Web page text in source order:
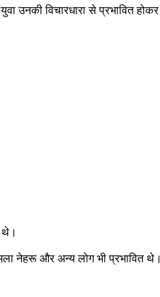
उनकी विचारधारा से प्रभावित होकर
थे।
नेहरू और अन्य लोग भी प्रभावित थे।